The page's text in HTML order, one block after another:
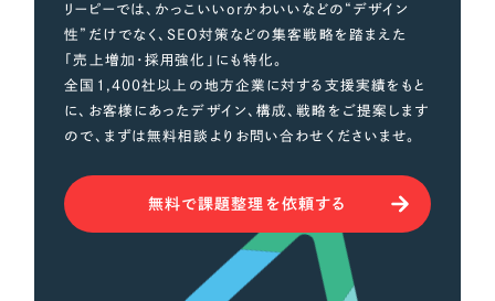
リーピーでは、かっこいいorかわいいなどの“デザイン
性”だけでなく、SEO対策などの集客戦略を踏まえた
「売上増加・採用強化」にも特化。
全国1,400社以上の地方企業に対する支援実績をもと
に、お客様にあったデザイン、構成、戦略をご提案します
ので、まずは無料相談よりお問い合わせくださいませ。
無料で課題整理を依頼する